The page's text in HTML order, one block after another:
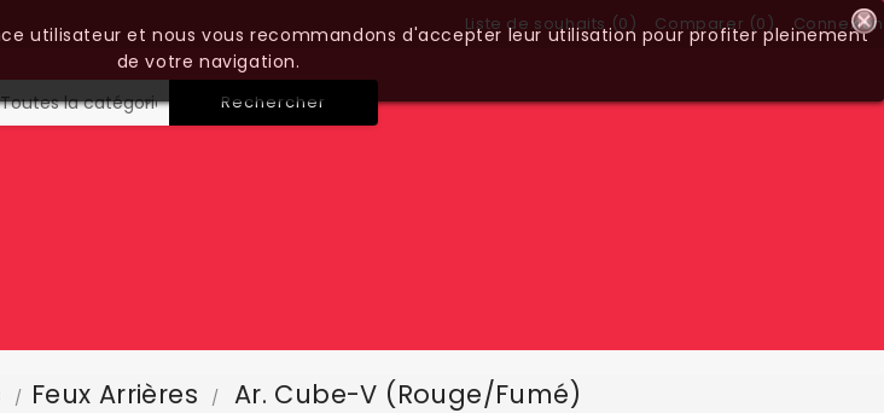
Connexion
Comparer (0)
Liste de souhaits (0)
Rechercher
utilisateur et nous vous recommandons d'accepter leur utilisation pour profiter pleinement
de votre navigation.
Feux Arrières Ar. Cube-V (rouge/fumé)